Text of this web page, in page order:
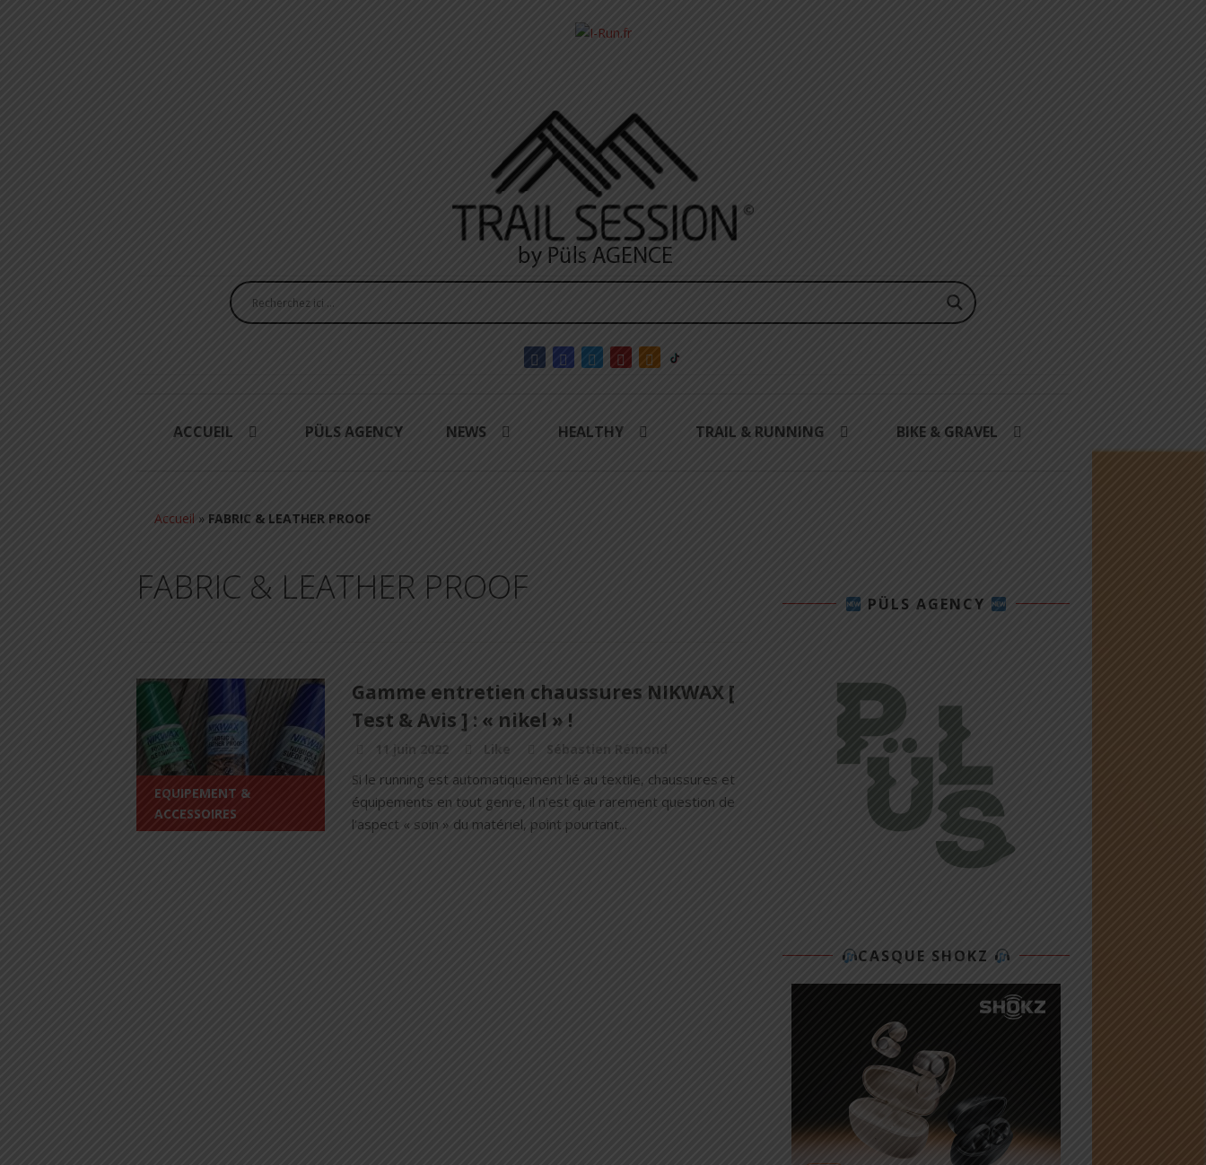
ACCUEIL PÜLS AGENCY NEWS HEALTHY TRAIL & RUNNING BIKE & GRAVEL
Accueil » FABRIC & LEATHER PROOF
FABRIC & LEATHER PROOF
EQUIPEMENT &
ACCESSOIRES
Gamme entretien chaussures NIKWAX [
Test & Avis ] : « nikel » !
11 juin 2022 Like Sébastien Rémond
Si le running est automatiquement lié au textile, chaussures et
équipements en tout genre, il n’est que rarement question de
l’aspect « soin » du matériel, point pourtant...
PÜLS AGENCY
CASQUE SHOKZ